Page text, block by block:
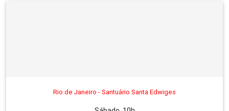
Rio de Janeiro - Santuário Santa Edwiges